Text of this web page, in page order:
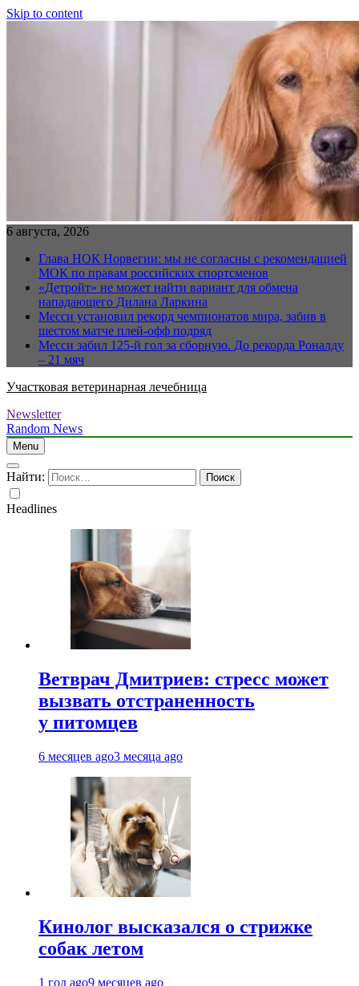
Skip to content
6 августа, 2026
Глава НОК Норвегии: мы не согласны с рекомендацией
МОК по правам российских спортсменов
«Детройт» не может найти вариант для обмена
нападающего Дилана Ларкина
Месси установил рекорд чемпионатов мира, забив в
шестом матче плей‑офф подряд
Месси забил 125-й гол за сборную. До рекорда Роналду
– 21 мяч
Участковая ветеринарная лечебница
Newsletter
Random News
Menu
Найти:
Headlines
Ветврач Дмитриев: стресс может
вызвать отстраненность
у питомцев
6 месяцев ago3 месяца ago
Кинолог высказался о стрижке
собак летом
1 год ago9 месяцев ago